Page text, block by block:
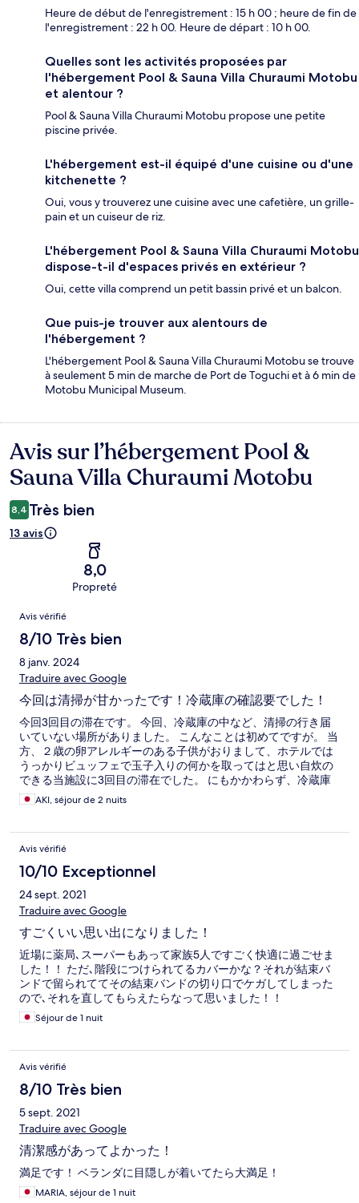
Heure de début de l'enregistrement : 15 h 00 ; heure de fin de
l'enregistrement : 22 h 00. Heure de départ : 10 h 00.
Quelles sont les activités proposées par
l'hébergement Pool & Sauna Villa Churaumi Motobu
et alentour ?
Pool & Sauna Villa Churaumi Motobu propose une petite
piscine privée.
L'hébergement est-il équipé d'une cuisine ou d'une
kitchenette ?
Oui, vous y trouverez une cuisine avec une cafetière, un grille-
pain et un cuiseur de riz.
L'hébergement Pool & Sauna Villa Churaumi Motobu
dispose-t-il d'espaces privés en extérieur ?
Oui, cette villa comprend un petit bassin privé et un balcon.
Que puis-je trouver aux alentours de
l'hébergement ?
L'hébergement Pool & Sauna Villa Churaumi Motobu se trouve
à seulement 5 min de marche de Port de Toguchi et à 6 min de
Motobu Municipal Museum.
Avis
Avis sur l’hébergement Pool &
Sauna Villa Churaumi Motobu
8,4 Très bien
13 avis
8,0
Propreté
Avis
Avis vérifié
8/10 Très bien
8 janv. 2024
Traduire avec Google
今回は清掃が甘かったです！冷蔵庫の確認要でした！
今回3回目の滞在です。 今回、冷蔵庫の中など、清掃の行き届
いていない場所がありました。 こんなことは初めてですが。 当
方、２歳の卵アレルギーのある子供がおりまして、ホテルでは
うっかりビュッフェで玉子入りの何かを取ってはと思い自炊の
できる当施設に3回目の滞在でした。 にもかかわらず、冷蔵庫
に前の方々の食料品が残っており、全く覚えのないゆで卵など
がありました。子供の手の届く位置ではなかったので幸いでし
プがなく、また温かい飲み物用に利用できるマグカップが2つし
かなく、大人４人と子供2名の滞在では不便でした。 前の口コ
ミ投稿に記載した通り、浅いプールがあるので、小さな子供連
れにはおすすめです！ 今回、5世帯の旅行で15名、A棟、B棟、
の2棟を借りて過ごしましが、お湯が尽きることもなく快適にプ
ールもお風呂も満喫できました。 次回、清掃が行き届いている
ことを願います！
AKI, séjour de 2 nuits
Avis vérifié
10/10 Exceptionnel
24 sept. 2021
Traduire avec Google
すごくいい思い出になりました！
近場に薬局､スーパーもあって家族5人ですごく快適に過ごせま
した！！ ただ､階段につけられてるカバーかな？それが結束バ
ンドで留られててその結束バンドの切り口でケガしてしまった
ので､それを直してもらえたらなって思いました！！
Séjour de 1 nuit
Avis vérifié
8/10 Très bien
5 sept. 2021
Traduire avec Google
清潔感があってよかった！
満足です！ ベランダに目隠しが着いてたら大満足！
MARIA, séjour de 1 nuit